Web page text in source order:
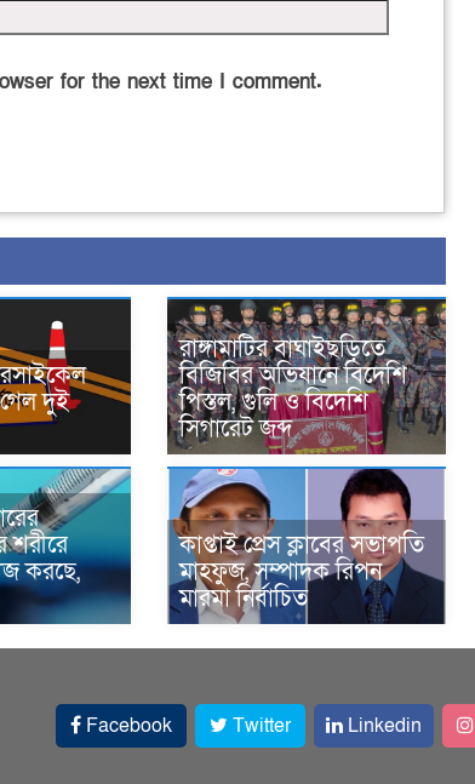
for the next time I comment.
দুই
রাঙ্গামাটির বাঘাইছড়িতে
বিজিবির অভিযানে বিদেশি
পিস্তল, গুলি ও বিদেশি
সিগারেট জব্দ
শরীরে
করছে,
কাপ্তাই প্রেস ক্লাবের সভাপতি
মাহফুজ, সম্পাদক রিপন
মারমা নির্বাচিত
Facebook Twitter Linkedin